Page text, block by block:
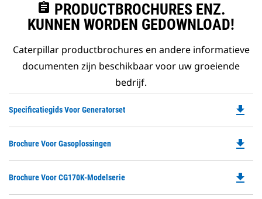
assignment PRODUCTBROCHURES ENZ.
KUNNEN WORDEN GEDOWNLOAD!
Caterpillar productbrochures en andere informatieve
documenten zijn beschikbaar voor uw groeiende
bedrijf.
Specificatiegids Voor Generatorset
a
file_download
Brochure Voor Gasoplossingen
a
file_download
Brochure Voor CG170K-Modelserie file_download